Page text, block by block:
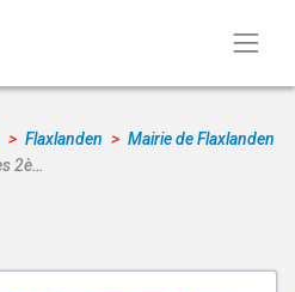
Flaxlanden
Mairie de Flaxlanden
2è…